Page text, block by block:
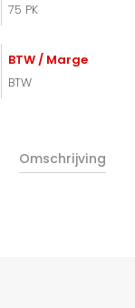
75 PK
BTW / Marge
BTW
Omschrijving